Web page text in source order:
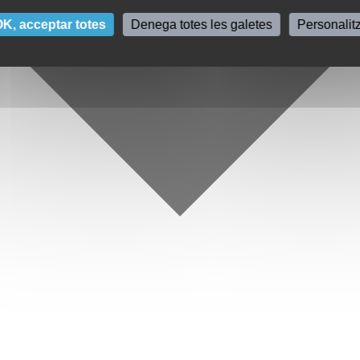
acceptar totes Denega totes les galetes